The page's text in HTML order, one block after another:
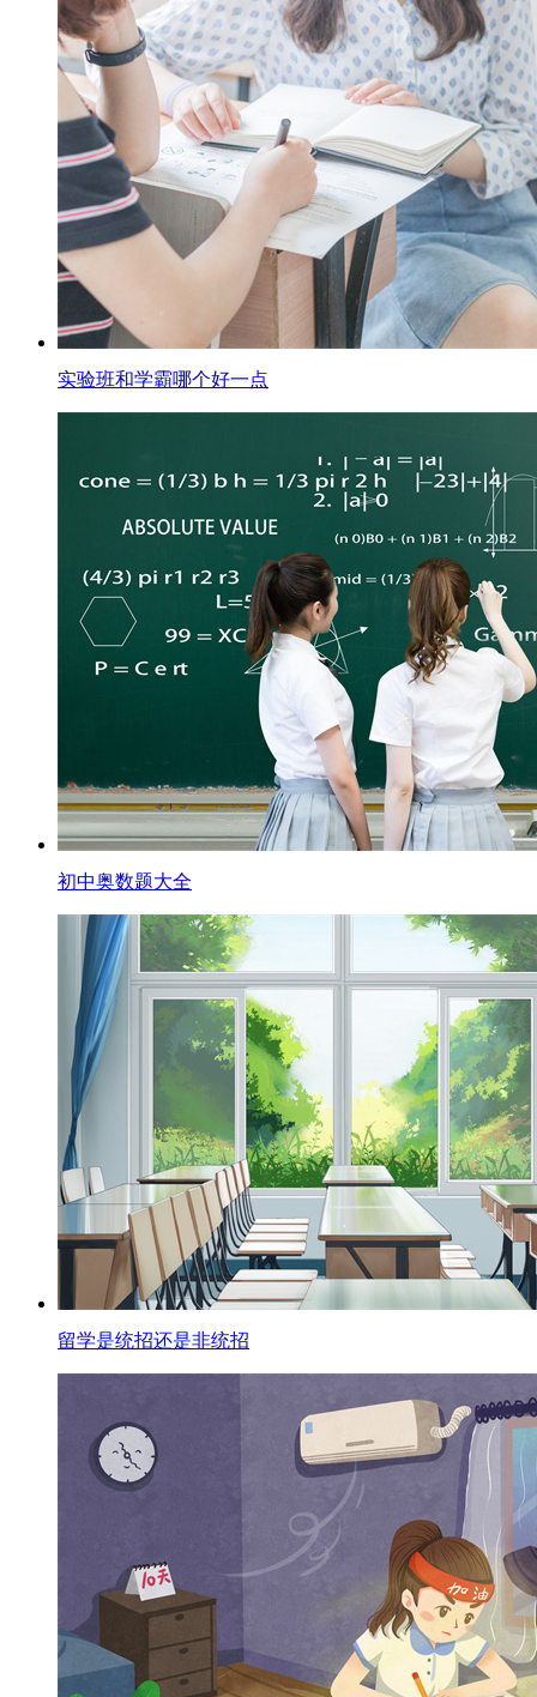
实验班和学霸哪个好一点
初中奥数题大全
留学是统招还是非统招